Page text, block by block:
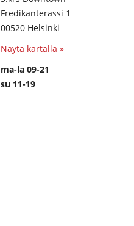
Fredikanterassi 1
00520 Helsinki
Näytä kartalla »
ma-la 09-21
su 11-19